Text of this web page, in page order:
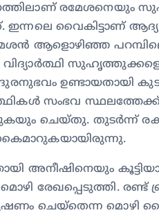
രമേശനെയും
വൈകിട്ടാണ്
ആളൊഴിഞ്ഞ
സുഹൃത്തുക്കളെ
ദുരനുഭവം ഉണ്ടായതായി
സംഭവ
ചെയ്തു. തുടർന്ന്
അനീഷിനെയും
മൊഴി രേഖപ്പെടുത്തി.
ചെയ്തെന്ന